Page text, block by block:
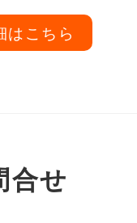
はこちら
合せ